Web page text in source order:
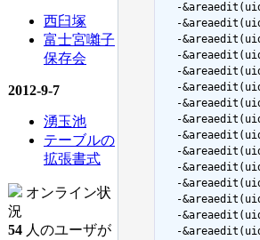
西臼塚
富士宮囃子
保存会
2012-9-7
湧玉池
テーブルの
拡張書式
オンライン状
況
54 人のユーザが
-
-
-
-
-
-
-
-
-
-
-
-
-
-
-